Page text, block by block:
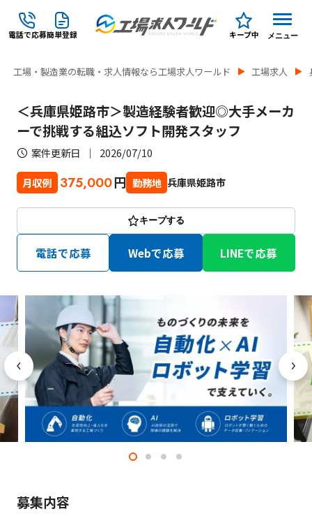
電話で応募簡単登録 キープ中 メニュー
工場・製造業の転職・求人情報なら工場求人ワールド 工場求人
＜兵庫県姫路市＞製造経験者歓迎◎大手メーカ
ーで挑戦する組込ソフト開発スタッフ
案件更新日 2026/07/10
月収例 375,000円 勤務地 兵庫県姫路市
キープする
電話で応募 Webで応募 LINEで応募
募集内容